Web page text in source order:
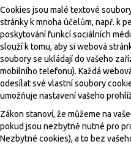
Cookies jsou malé textové
stránky k mnoha účelům, např. k
poskytování funkcí sociálních
slouží k tomu, aby si webová
soubory se ukládají do vašeho
mobilního telefonu). Každá
odesílat své vlastní soubory
umožňuje nastavení vašeho
Zákon stanoví, že můžeme na
pokud jsou nezbytně nutné pro
Nezbytné cookies), a to bez